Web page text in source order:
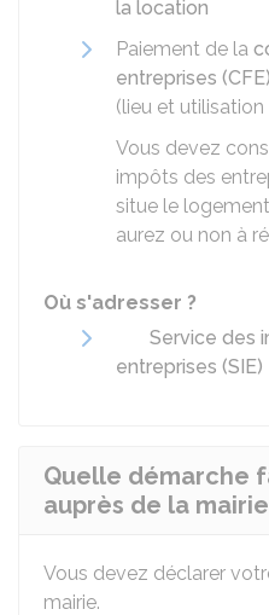
la location
Paiement de la
entreprises (CFE)
(lieu et
Vous devez
impôts des
situe le
aurez ou non à
Où s'adresser ?
Service des
entreprises (SIE)
Quelle démarche
auprès de la
Vous devez déclarer
mairie.